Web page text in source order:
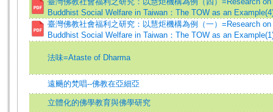
Buddhist Social Welfare in Taiwan：The TOW as an
臺灣佛教社會福利之研究：以慧炬機構為例（一）=Research on
Buddhist Social Welfare in Taiwan：The TOW as an
法味=Ataste of Dharma
遠颺的梵唱--佛教在亞細亞
立體化的佛學教育與佛學研究